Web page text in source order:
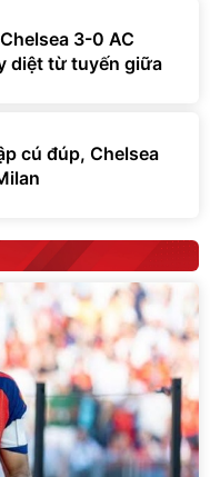
3-0 AC
diệt từ tuyến giữa
cú đúp, Chelsea